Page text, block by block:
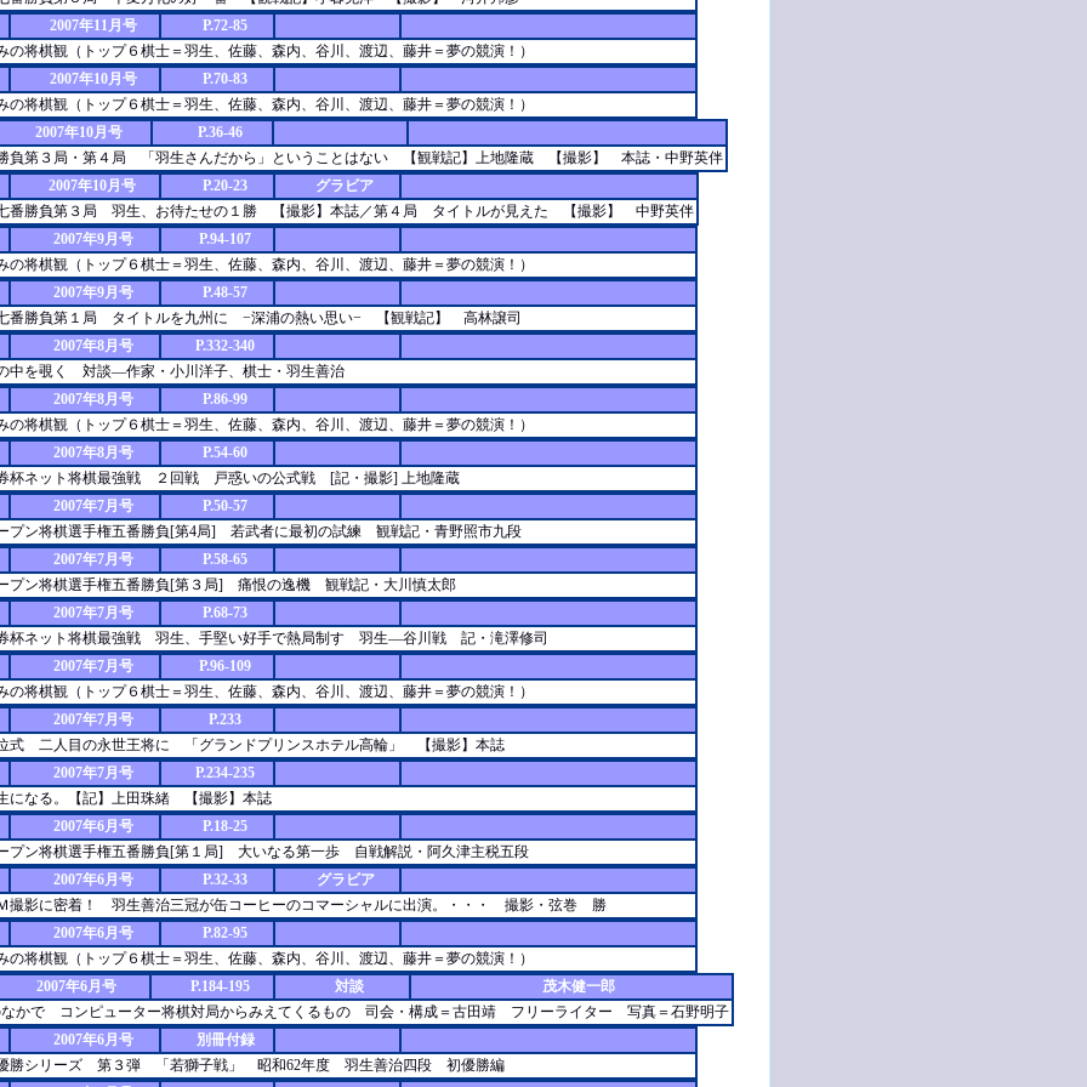
2007年11月号
P.72-85
の将棋観（トップ６棋士＝羽生、佐藤、森内、谷川、渡辺、藤井＝夢の競演！）
2007年10月号
P.70-83
の将棋観（トップ６棋士＝羽生、佐藤、森内、谷川、渡辺、藤井＝夢の競演！）
2007年10月号
P.36-46
負第３局・第４局 「羽生さんだから」ということはない 【観戦記】上地隆蔵 【撮影】 本誌・中野英伴
2007年10月号
P.20-23
グラビア
番勝負第３局 羽生、お待たせの１勝 【撮影】本誌／第４局 タイトルが見えた 【撮影】 中野英伴
2007年9月号
P.94-107
の将棋観（トップ６棋士＝羽生、佐藤、森内、谷川、渡辺、藤井＝夢の競演！）
2007年9月号
P.48-57
番勝負第１局 タイトルを九州に −深浦の熱い思い− 【観戦記】 高林譲司
2007年8月号
P.332-340
中を覗く 対談—作家・小川洋子、棋士・羽生善治
2007年8月号
P.86-99
の将棋観（トップ６棋士＝羽生、佐藤、森内、谷川、渡辺、藤井＝夢の競演！）
2007年8月号
P.54-60
杯ネット将棋最強戦 ２回戦 戸惑いの公式戦 [記・撮影] 上地隆蔵
2007年7月号
P.50-57
プン将棋選手権五番勝負[第4局] 若武者に最初の試練 観戦記・青野照市九段
2007年7月号
P.58-65
プン将棋選手権五番勝負[第３局] 痛恨の逸機 観戦記・大川慎太郎
2007年7月号
P.68-73
杯ネット将棋最強戦 羽生、手堅い好手で熱局制す 羽生—谷川戦 記・滝澤修司
2007年7月号
P.96-109
の将棋観（トップ６棋士＝羽生、佐藤、森内、谷川、渡辺、藤井＝夢の競演！）
2007年7月号
P.233
式 二人目の永世王将に 「グランドプリンスホテル高輪」 【撮影】本誌
2007年7月号
P.234-235
になる。【記】上田珠緒 【撮影】本誌
2007年6月号
P.18-25
プン将棋選手権五番勝負[第１局] 大いなる第一歩 自戦解説・阿久津主税五段
2007年6月号
P.32-33
グラビア
撮影に密着！ 羽生善治三冠が缶コーヒーのコマーシャルに出演。・・・ 撮影・弦巻 勝
2007年6月号
P.82-95
の将棋観（トップ６棋士＝羽生、佐藤、森内、谷川、渡辺、藤井＝夢の競演！）
2007年6月号
P.184-195 対談
茂木健一郎
なかで コンピューター将棋対局からみえてくるもの 司会・構成＝古田靖 フリーライター 写真＝石野明子
2007年6月号
別冊付録
勝シリーズ 第３弾 「若獅子戦」 昭和62年度 羽生善治四段 初優勝編